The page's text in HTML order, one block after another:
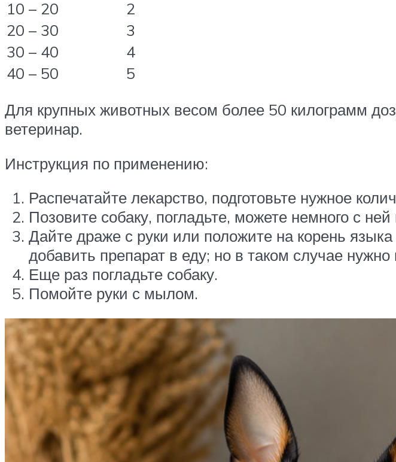
10 – 20
2
20 – 30
3
30 – 40
4
40 – 50
5
Для крупных животных весом более 50 килограмм
ветеринар.
Инструкция по применению:
Распечатайте лекарство, подготовьте нужное
Позовите собаку, погладьте, можете немного с ней
Дайте драже с руки или положите на корень
добавить препарат в еду; но в таком случае
Еще раз погладьте собаку.
Помойте руки с мылом.